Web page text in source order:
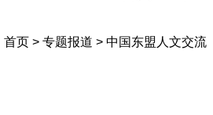
首页 > 专题报道 > 中国东盟人文交流